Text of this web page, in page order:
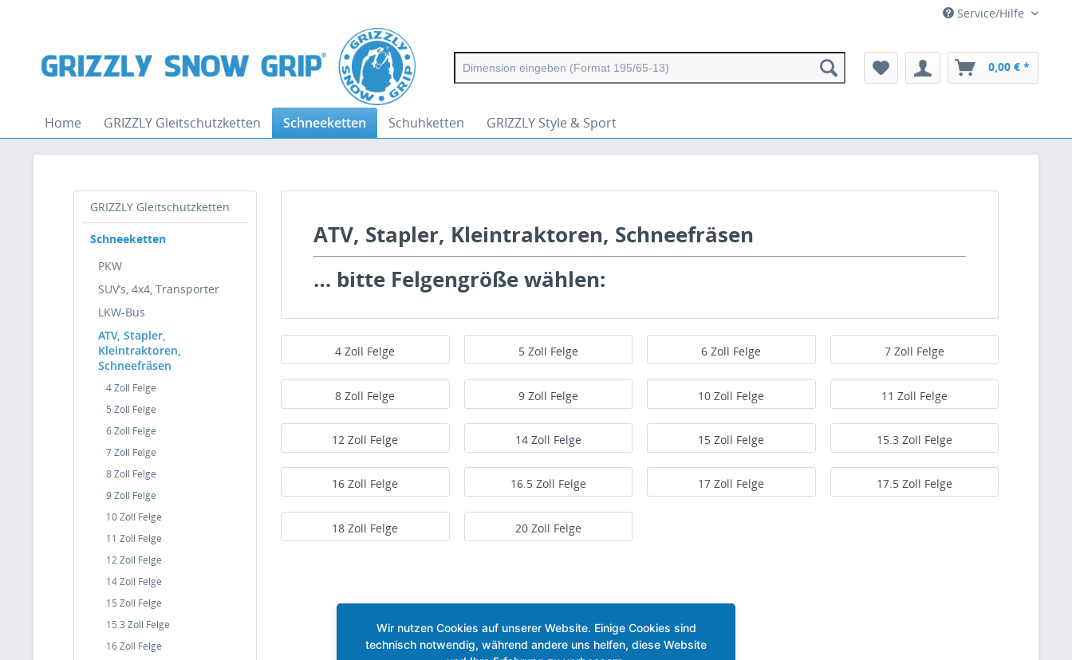
Service/Hilfe
0,00 € *
Home GRIZZLY Gleitschutzketten Schneeketten Schuhketten GRIZZLY Style & Sport
GRIZZLY Gleitschutzketten
Schneeketten
PKW
SUV’s, 4x4, Transporter
LKW-Bus
ATV, Stapler,
Kleintraktoren,
Schneefräsen
4 Zoll Felge
5 Zoll Felge
6 Zoll Felge
7 Zoll Felge
8 Zoll Felge
9 Zoll Felge
10 Zoll Felge
11 Zoll Felge
12 Zoll Felge
14 Zoll Felge
15 Zoll Felge
15.3 Zoll Felge
16 Zoll Felge
ATV, Stapler, Kleintraktoren, Schneefräsen
… bitte Felgengröße wählen:
4 Zoll Felge 5 Zoll Felge 6 Zoll Felge 7 Zoll Felge
8 Zoll Felge 9 Zoll Felge 10 Zoll Felge 11 Zoll Felge
12 Zoll Felge 14 Zoll Felge 15 Zoll Felge 15.3 Zoll Felge
16 Zoll Felge 16.5 Zoll Felge 17 Zoll Felge 17.5 Zoll Felge
18 Zoll Felge 20 Zoll Felge